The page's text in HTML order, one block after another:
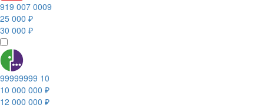
919 007 0009
25 000 ₽
30 000 ₽
99999999 10
10 000 000 ₽
12 000 000 ₽